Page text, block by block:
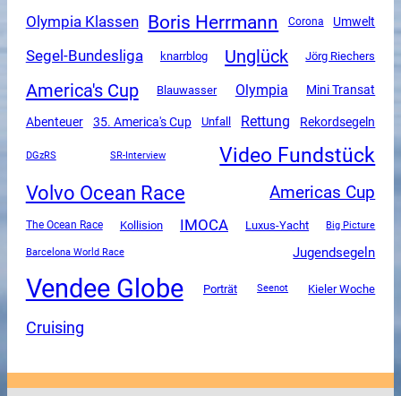
Olympia Klassen Boris Herrmann Corona Umwelt
Segel-Bundesliga knarrblog Unglück Jörg Riechers
America's Cup Blauwasser Olympia Mini Transat
Abenteuer 35. America's Cup Unfall Rettung Rekordsegeln
DGzRS SR-Interview Video Fundstück
Volvo Ocean Race Americas Cup
The Ocean Race Kollision IMOCA Luxus-Yacht Big Picture
Barcelona World Race Jugendsegeln
Vendee Globe Porträt Seenot Kieler Woche
Cruising